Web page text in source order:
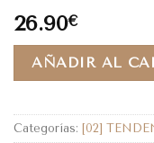
26.90€
AÑADIR AL
Categorías: [02]